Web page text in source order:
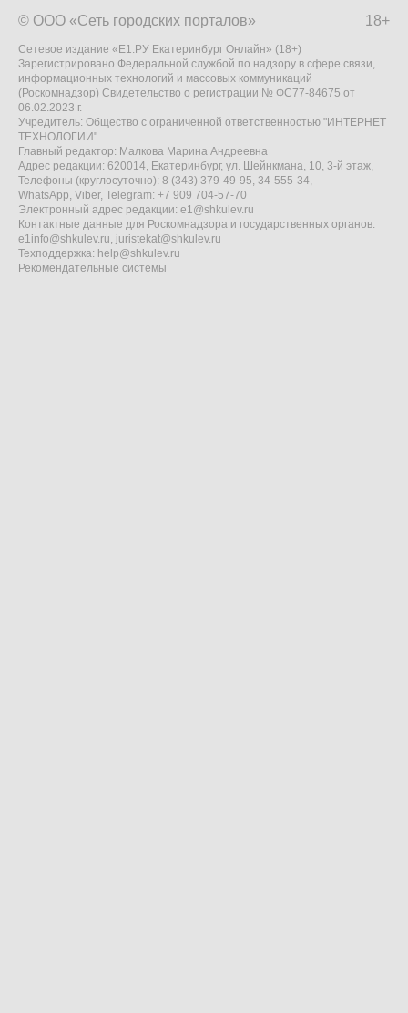
18+
© ООО «Сеть городских порталов»
Сетевое издание «Е1.РУ Екатеринбург Онлайн» (18+)
Зарегистрировано Федеральной службой по надзору в сфере связи,
информационных технологий и массовых коммуникаций
(Роскомнадзор) Свидетельство о регистрации № ФС77-84675 от
06.02.2023 г.
Учредитель: Общество с ограниченной ответственностью "ИНТЕРНЕТ
ТЕХНОЛОГИИ"
Главный редактор: Малкова Марина Андреевна
Адрес редакции: 620014, Екатеринбург, ул. Шейнкмана, 10, 3-й этаж,
Телефоны (круглосуточно): 8 (343) 379-49-95, 34-555-34,
WhatsApp, Viber, Telegram: +7 909 704-57-70
Электронный адрес редакции: e1@shkulev.ru
Контактные данные для Роскомнадзора и государственных органов:
e1info@shkulev.ru, juristekat@shkulev.ru
Техподдержка: help@shkulev.ru
Рекомендательные системы